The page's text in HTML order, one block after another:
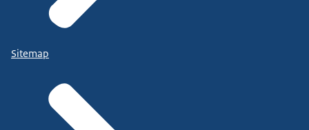
Sitemap